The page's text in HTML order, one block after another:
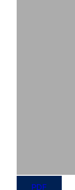
PDF